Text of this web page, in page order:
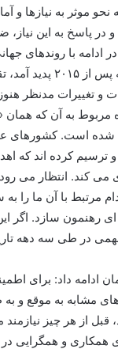
نحو موثر به نیازها و
در پاسخ به این
ادامه با روندهای
تقویت شد.
و تغییرات مدنظر
به آن که همان
شده است. کشورهای
کرده اند که
می کند. انتظار می
مرتبط با آن ما را
ای رهنمون سازد. اگر
مهمی در طی سه دهه
ادامه داد: برای
مشابه به موقع و به
قبل از هر چیز
همکاری و همگرایی